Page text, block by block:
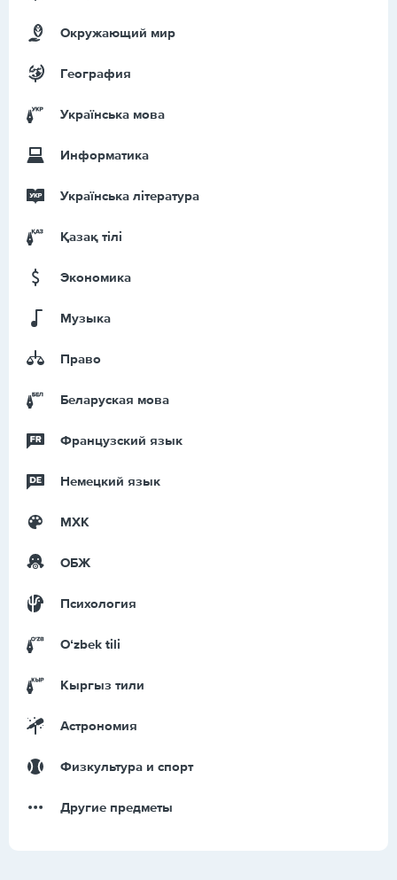
Окружающий мир
География
Українська мова
Информатика
Українська література
Қазақ тiлi
Экономика
Музыка
Право
Беларуская мова
Французский язык
Немецкий язык
МХК
ОБЖ
Психология
Оʻzbek tili
Кыргыз тили
Астрономия
Физкультура и спорт
Другие предметы